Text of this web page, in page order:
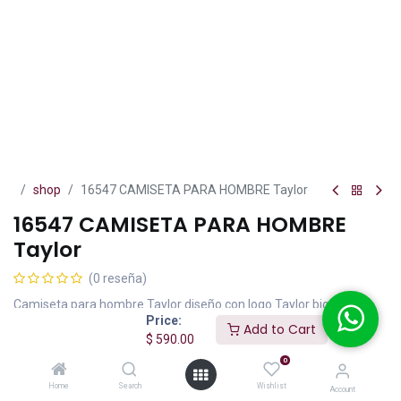
Price:
$ 590.00
Add to Cart
Home Search
0
Wishlist Account
shop 16547 CAMISETA PARA HOMBRE Taylor
16547 CAMISETA PARA HOMBRE
Taylor
(0 reseña)
Camiseta para hombre Taylor diseño con logo Taylor bicolor en
tela de algodón color azul marino talla XG.
590.00 IVA incluido